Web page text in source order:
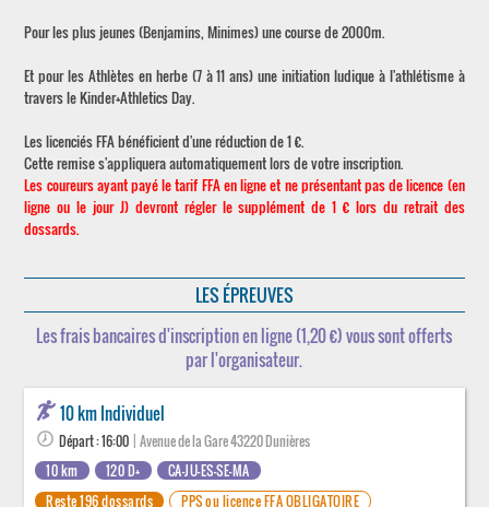
Pour les plus jeunes (Benjamins, Minimes) une course de 2000m.
Et pour les Athlètes en herbe (7 à 11 ans) une initiation ludique à l'athlétisme à
travers le Kinder+Athletics Day.
Les licenciés FFA bénéficient d'une réduction de 1 €.
Cette remise s'appliquera automatiquement lors de votre inscription.
Les coureurs ayant payé le tarif FFA en ligne et ne présentant pas de licence (en
ligne ou le jour J) devront régler le supplément de 1 € lors du retrait des
dossards.
LES ÉPREUVES
Les frais bancaires d'inscription en ligne (1,20 €) vous sont offerts
par l'organisateur.
10 km Individuel
Départ : 16:00 | Avenue de la Gare 43220 Dunières
10 km
120 D+
CA-JU-ES-SE-MA
Reste 196 dossards
PPS ou licence FFA OBLIGATOIRE